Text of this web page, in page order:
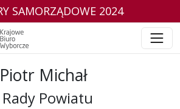
SAMORZĄDOWE 2024
Michał
Powiatu